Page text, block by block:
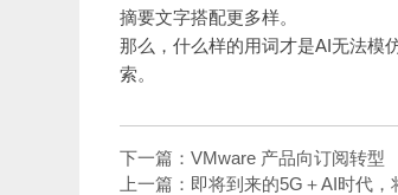
摘要文字搭配更多样。
那么，什么样的用词才是AI无法模
索。
下一篇：VMware 产品向订阅转型
上一篇：即将到来的5G＋AI时代